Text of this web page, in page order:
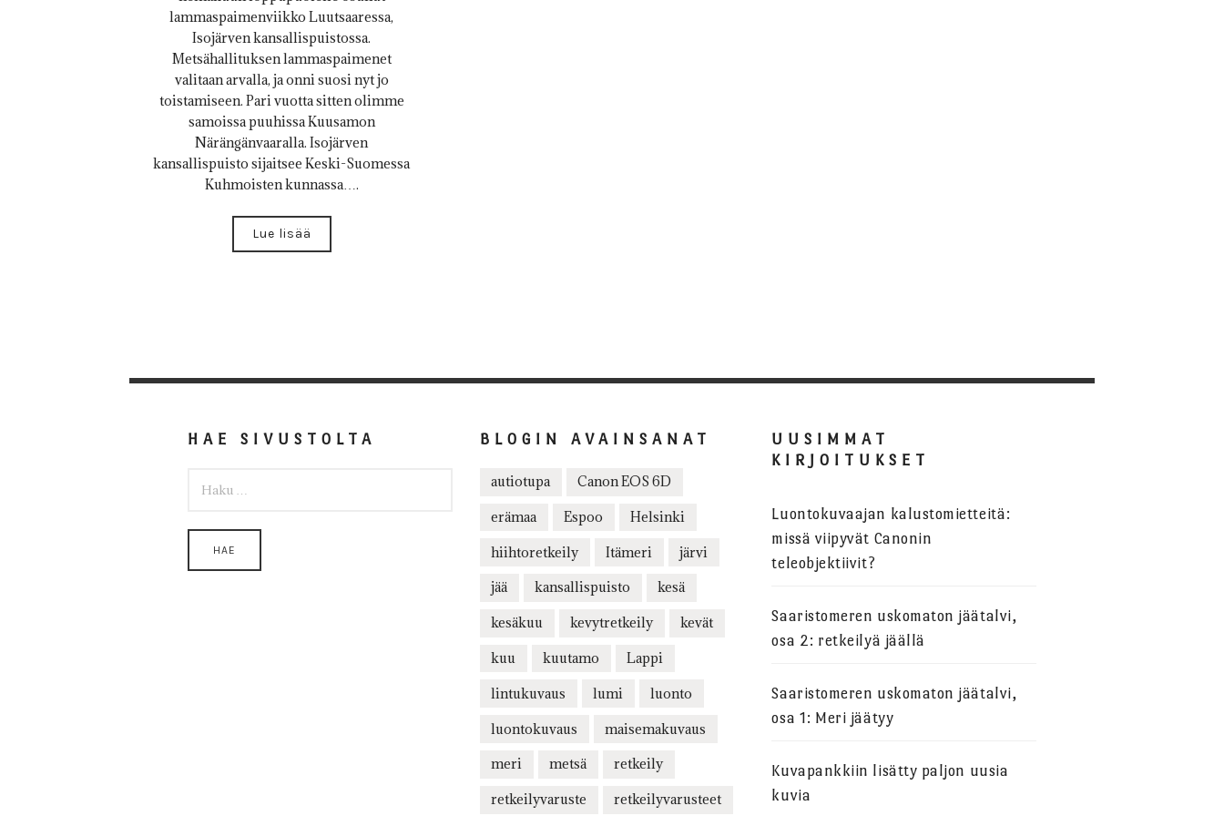
lammaspaimenviikko Luutsaaressa,
Isojärven kansallispuistossa.
Metsähallituksen lammaspaimenet
valitaan arvalla, ja onni suosi nyt jo
toistamiseen. Pari vuotta sitten olimme
samoissa puuhissa Kuusamon
Närängänvaaralla. Isojärven
kansallispuisto sijaitsee Keski-Suomessa
Kuhmoisten kunnassa….
Lue lisää
HAE SIVUSTOLTA BLOGIN AVAINSANAT
autiotupa Canon EOS 6D
erämaa Espoo Helsinki
hiihtoretkeily Itämeri järvi
jää kansallispuisto kesä
kesäkuu kevytretkeily kevät
kuu kuutamo Lappi
lintukuvaus lumi luonto
luontokuvaus maisemakuvaus
meri metsä retkeily
retkeilyvaruste retkeilyvarusteet
UUSIMMAT
KIRJOITUKSET
Luontokuvaajan kalustomietteitä:
missä viipyvät Canonin
teleobjektiivit?
Saaristomeren uskomaton jäätalvi,
osa 2: retkeilyä jäällä
Saaristomeren uskomaton jäätalvi,
osa 1: Meri jäätyy
Kuvapankkiin lisätty paljon uusia
kuvia